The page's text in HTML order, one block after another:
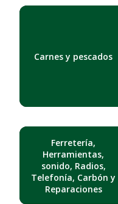
Carnes y pescados
Ferretería,
Herramientas,
sonido, Radios,
Telefonía, Carbón y
Reparaciones